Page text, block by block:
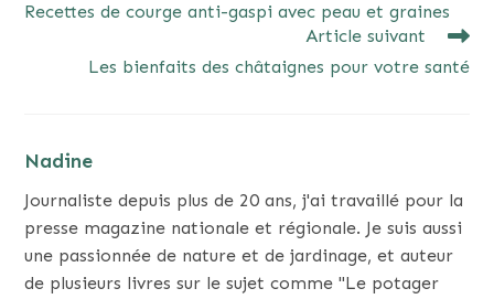
ARTICLES
Recettes de courge anti-gaspi avec peau et graines
Article suivant
Les bienfaits des châtaignes pour votre santé
Nadine
Journaliste depuis plus de 20 ans, j'ai travaillé pour la
presse magazine nationale et régionale. Je suis aussi
une passionnée de nature et de jardinage, et auteur
de plusieurs livres sur le sujet comme "Le potager